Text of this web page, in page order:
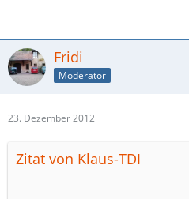
Fridi
Moderator
23. Dezember 2012
Zitat von Klaus-TDI